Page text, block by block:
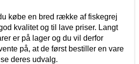
købe en bred række af fiskegrej
kvalitet og til lave priser. Langt
er på lager og du vil derfor
på, at de først bestiller en vare
deres udvalg.